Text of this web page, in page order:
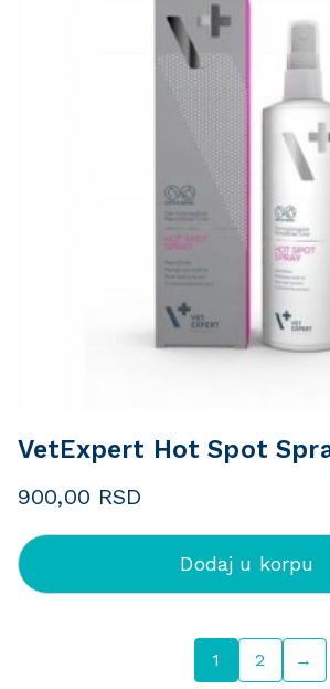
VetExpert Hot Spot
900,00 RSD
Dodaj u korpu
1 2 →